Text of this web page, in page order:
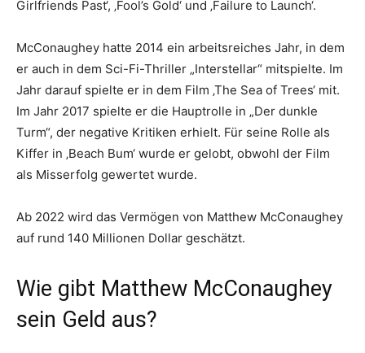
Girlfriends Past‘, ‚Fool’s Gold‘ und ‚Failure to Launch‘.
McConaughey hatte 2014 ein arbeitsreiches Jahr, in dem
er auch in dem Sci-Fi-Thriller „Interstellar“ mitspielte. Im
Jahr darauf spielte er in dem Film ‚The Sea of Trees‘ mit.
Im Jahr 2017 spielte er die Hauptrolle in „Der dunkle
Turm“, der negative Kritiken erhielt. Für seine Rolle als
Kiffer in ‚Beach Bum‘ wurde er gelobt, obwohl der Film
als Misserfolg gewertet wurde.
Ab 2022 wird das Vermögen von Matthew McConaughey
auf rund 140 Millionen Dollar geschätzt.
Wie gibt Matthew McConaughey
sein Geld aus?